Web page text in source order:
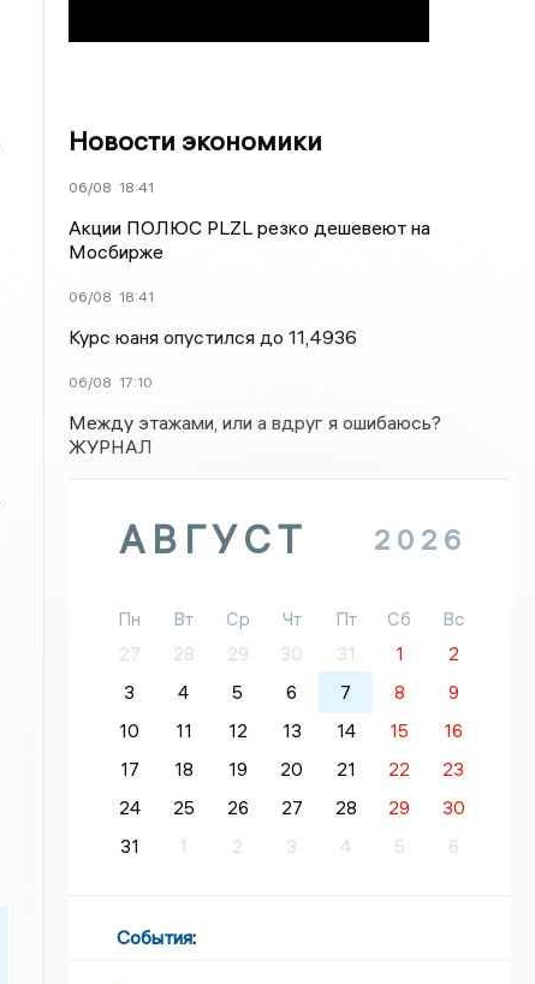
Новости экономики
06/08 18:41
Акции ПОЛЮС PLZL резко дешевеют на
Мосбирже
06/08 18:41
Курс юаня опустился до 11,4936
06/08 17:10
Между этажами, или а вдруг я ошибаюсь?
ЖУРНАЛ
АВГУСТ 2026
Пн Вт Ср Чт Пт Сб
Вс
27
28 29 30 31 1
2
3
4 5 6 7 8
9
10
11 12 13 14 15
16
17
18 19 20 21 22
23
24
25 26 27 28 29
30
31
1 2 3 4 5 6
События: